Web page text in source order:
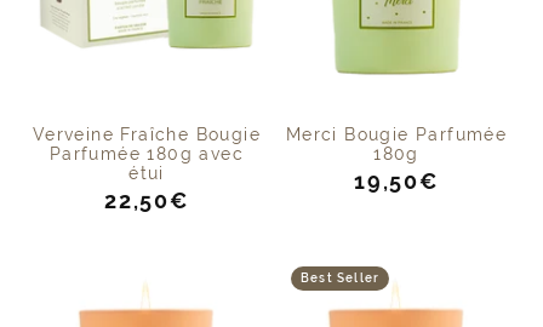
Verveine Fraîche Bougie
Parfumée 180g avec
étui
Prix
22,50€
Merci Bougie Parfumée
180g
Prix
19,50€
Best Seller